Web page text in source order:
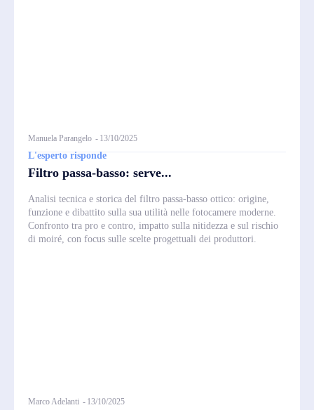
Manuela Parangelo - 13/10/2025
L'esperto risponde
Filtro passa-basso: serve...
Analisi tecnica e storica del filtro passa-basso ottico: origine,
funzione e dibattito sulla sua utilità nelle fotocamere moderne.
Confronto tra pro e contro, impatto sulla nitidezza e sul rischio
di moiré, con focus sulle scelte progettuali dei produttori.
Marco Adelanti - 13/10/2025